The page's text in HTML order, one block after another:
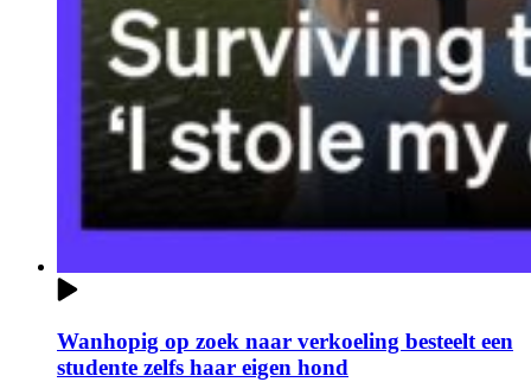
Wanhopig op zoek naar verkoeling besteelt een
studente zelfs haar eigen hond